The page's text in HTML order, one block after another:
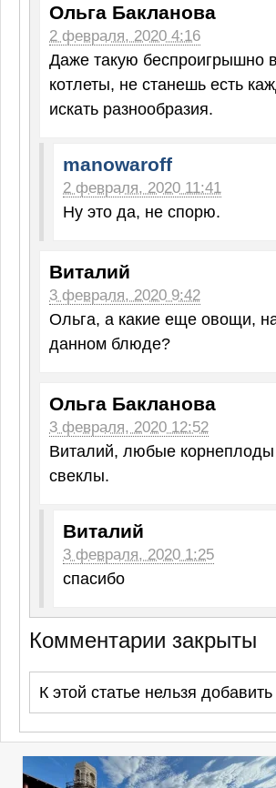
Ольга Бакланова
2 февраля, 2020 4:16
Даже такую беспроигрышно
котлеты, не станешь есть
искать разнообразия.
manowaroff
2 февраля, 2020 11:41
Ну это да, не спорю.
Виталий
3 февраля, 2020 9:42
Ольга, а какие еще овощи,
данном блюде?
Ольга Бакланова
3 февраля, 2020 12:52
Виталий, любые
свеклы.
Виталий
3 февраля, 2020 1:25
спасибо
Комментарии закрыты
К этой статье нельзя